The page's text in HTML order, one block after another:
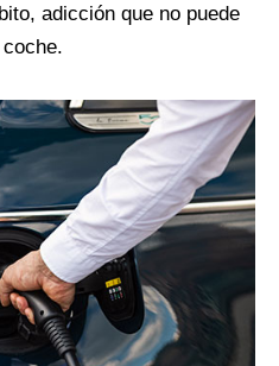
adicción que no puede